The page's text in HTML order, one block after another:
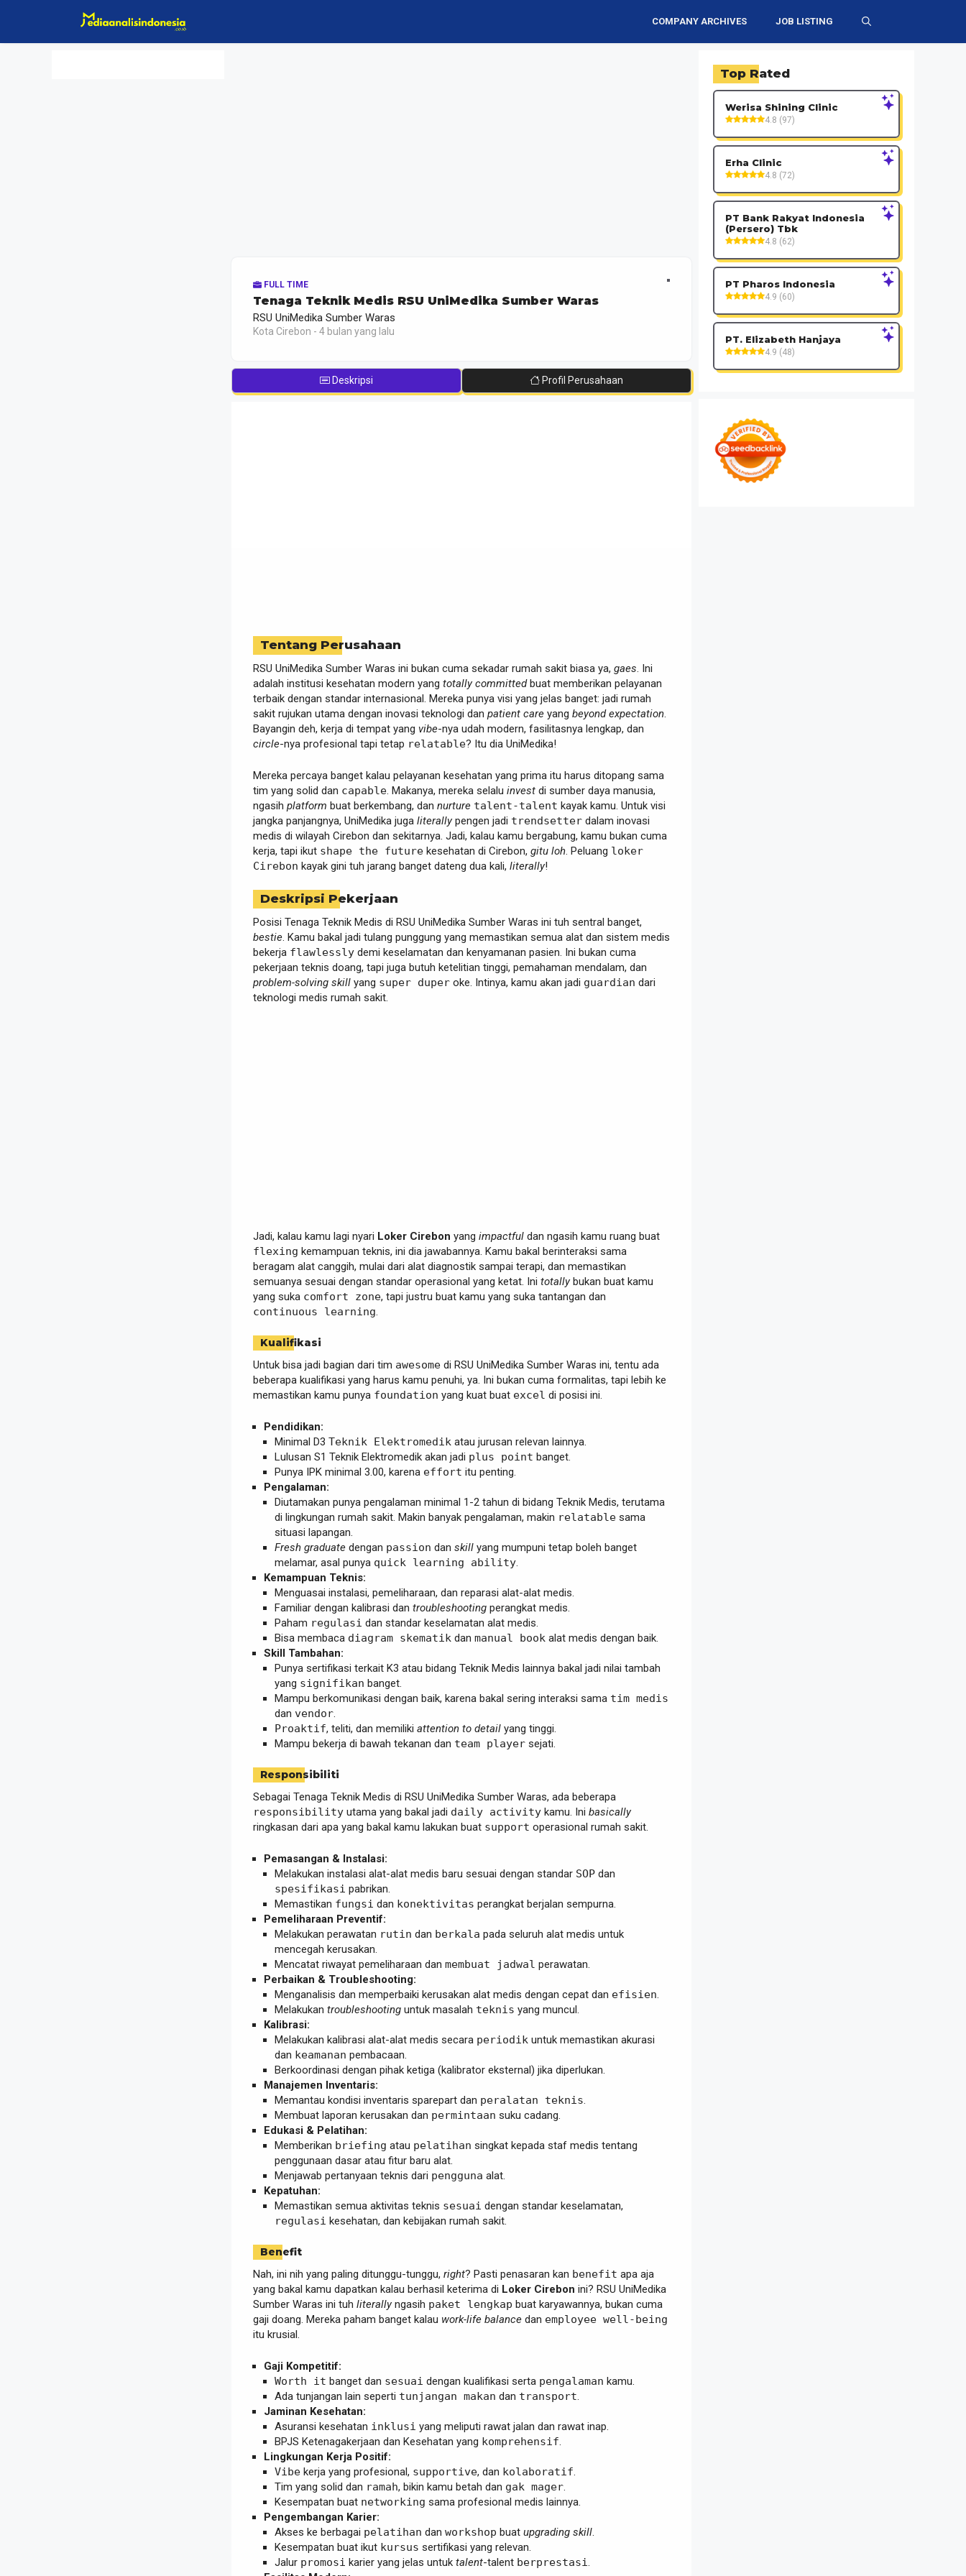
COMPANY ARCHIVES JOB LISTING
FULL TIME
Tenaga Teknik Medis RSU UniMedika Sumber Waras
RSU UniMedika Sumber Waras
Kota Cirebon - 4 bulan yang lalu
Deskripsi Profil Perusahaan
Tentang Perusahaan
RSU UniMedika Sumber Waras ini bukan cuma sekadar rumah sakit biasa ya, gaes. Ini
adalah institusi kesehatan modern yang totally committedbuat memberikan pelayanan
terbaik dengan standar internasional. Mereka punya visi yang jelas banget: jadi rumah
sakit rujukan utama dengan inovasi teknologi dan patient care yang beyond expectation.
Bayangin deh, kerja di tempat yang vibe-nya udah modern, fasilitasnya lengkap, dan
circle-nya profesional tapi tetap relatable? Itu dia UniMedika!
Mereka percaya banget kalau pelayanan kesehatan yang prima itu harus ditopang sama
tim yang solid dan capable . Makanya, mereka selalu invest di sumber daya manusia,
ngasih platform buat berkembang, dan nurture talent-talent kayak kamu. Untuk visi
jangka panjangnya, UniMedika juga literallypengen jadi trendsetter dalam inovasi
medis di wilayah Cirebon dan sekitarnya. Jadi, kalau kamu bergabung, kamu bukan cuma
kerja, tapi ikut shape the future kesehatan di Cirebon, gitu loh . Peluang loker
Cirebon kayak gini tuh jarang banget dateng dua kali, literally!
Deskripsi Pekerjaan
Posisi Tenaga Teknik Medis di RSU UniMedika Sumber Waras ini tuh sentral banget,
bestie. Kamu bakal jadi tulang punggung yang memastikan semua alat dan sistem medis
bekerja flawlessly demi keselamatan dan kenyamanan pasien. Ini bukan cuma
pekerjaan teknis doang, tapi juga butuh ketelitian tinggi, pemahaman mendalam, dan
problem-solving skill yang super duper oke. Intinya, kamu akan jadi guardian dari
teknologi medis rumah sakit.
Jadi, kalau kamu lagi nyari Loker Cirebon yang impactful dan ngasih kamu ruang buat
flexing kemampuan teknis, ini dia jawabannya. Kamu bakal berinteraksi sama
beragam alat canggih, mulai dari alat diagnostik sampai terapi, dan memastikan
semuanya sesuai dengan standar operasional yang ketat. Ini totallybukan buat kamu
yang suka comfort zone, tapi justru buat kamu yang suka tantangan dan
continuous learning
Kualifikasi
Untuk bisa jadi bagian dari tim awesome di RSU UniMedika Sumber Waras ini, tentu ada
beberapa kualifikasi yang harus kamu penuhi, ya. Ini bukan cuma formalitas, tapi lebih ke
memastikan kamu punya foundation yang kuat buat excel di posisi ini.
Pendidikan:
Minimal D3 Teknik Elektromedik atau jurusan relevan lainnya.
Lulusan S1 Teknik Elektromedik akan jadi plus point banget.
Punya IPK minimal 3.00, karena effort itu penting.
Pengalaman:
Diutamakan punya pengalaman minimal 1-2 tahun di bidang Teknik Medis, terutama
di lingkungan rumah sakit. Makin banyak pengalaman, makin relatable sama
situasi lapangan.
Fresh graduate dengan passion dan skill yang mumpuni tetap boleh banget
melamar, asal punya quick learning ability
Kemampuan Teknis:
Menguasai instalasi, pemeliharaan, dan reparasi alat-alat medis.
Familiar dengan kalibrasi dan troubleshooting perangkat medis.
Paham regulasi dan standar keselamatan alat medis.
Bisa membaca diagram skematik dan manual book alat medis dengan baik.
Skill Tambahan:
Punya sertifikasi terkait K3 atau bidang Teknik Medis lainnya bakal jadi nilai tambah
yang signifikan banget.
Mampu berkomunikasi dengan baik, karena bakal sering interaksi sama tim medis
dan vendor
Proaktif, teliti, dan memiliki attention to detail yang tinggi.
Mampu bekerja di bawah tekanan dan team player sejati.
Responsibiliti
Sebagai Tenaga Teknik Medis di RSU UniMedika Sumber Waras, ada beberapa
responsibility utama yang bakal jadi daily activity kamu. Ini basically
ringkasan dari apa yang bakal kamu lakukan buat support operasional rumah sakit.
Pemasangan & Instalasi:
Melakukan instalasi alat-alat medis baru sesuai dengan standar SOP dan
spesifikasi pabrikan.
Memastikan fungsi dan konektivitas perangkat berjalan sempurna.
Pemeliharaan Preventif:
Melakukan perawatan rutin dan berkala pada seluruh alat medis untuk
mencegah kerusakan.
Mencatat riwayat pemeliharaan dan membuat jadwal perawatan.
Perbaikan & Troubleshooting:
Menganalisis dan memperbaiki kerusakan alat medis dengan cepat dan efisien
Melakukan troubleshooting untuk masalah teknis yang muncul.
Kalibrasi:
Melakukan kalibrasi alat-alat medis secara periodik untuk memastikan akurasi
dan keamanan pembacaan.
Berkoordinasi dengan pihak ketiga (kalibrator eksternal) jika diperlukan.
Manajemen Inventaris:
Memantau kondisi inventaris sparepart dan peralatan teknis
Membuat laporan kerusakan dan permintaan suku cadang.
Edukasi & Pelatihan:
Memberikan briefing atau pelatihan singkat kepada staf medis tentang
penggunaan dasar atau fitur baru alat.
Menjawab pertanyaan teknis dari pengguna alat.
Kepatuhan:
Memastikan semua aktivitas teknis sesuai dengan standar keselamatan,
regulasi kesehatan, dan kebijakan rumah sakit.
Benefit
Nah, ini nih yang paling ditunggu-tunggu, right? Pasti penasaran kan benefit apa aja
yang bakal kamu dapatkan kalau berhasil keterima di Loker Cirebon ini? RSU UniMedika
Sumber Waras ini tuh literallyngasih paket lengkap buat karyawannya, bukan cuma
gaji doang. Mereka paham banget kalau work-life balance dan employee well-being
itu krusial.
Gaji Kompetitif:
Worth it banget dan sesuai dengan kualifikasi serta pengalaman kamu.
Ada tunjangan lain seperti tunjangan makan dan transport
Jaminan Kesehatan:
Asuransi kesehatan inklusi yang meliputi rawat jalan dan rawat inap.
BPJS Ketenagakerjaan dan Kesehatan yang komprehensif
Lingkungan Kerja Positif:
Vibe kerja yang profesional, supportive, dan kolaboratif
Tim yang solid dan ramah, bikin kamu betah dan gak mager
Kesempatan buat networking sama profesional medis lainnya.
Pengembangan Karier:
Akses ke berbagai pelatihan dan workshop buat upgrading skill
Kesempatan buat ikut kursus sertifikasi yang relevan.
Jalur promosi karier yang jelas untuk talent-talent berprestasi
Top Rated
Werisa Shining Clinic
4.8 (97)
Erha Clinic
4.8 (72)
PT Bank Rakyat Indonesia
(Persero) Tbk
4.8 (62)
PT Pharos Indonesia
4.9 (60)
PT. Elizabeth Hanjaya
4.9 (48)